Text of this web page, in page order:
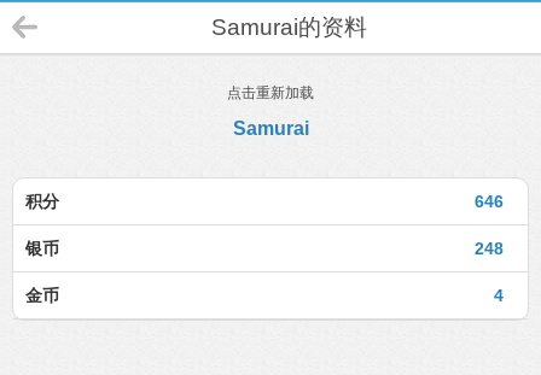
Samurai的资料
点击重新加载
Samurai
646
积分
248
银币
4
金币